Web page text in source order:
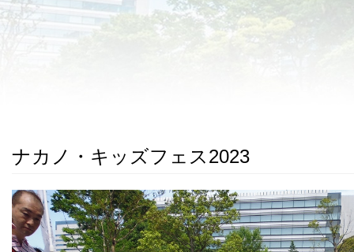
ナカノ・キッズフェス2023